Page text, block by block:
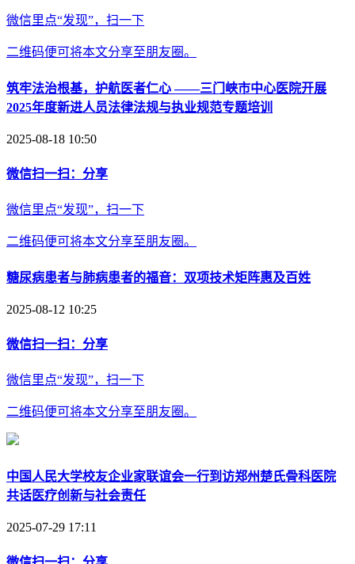
微信里点“发现”，扫一下
二维码便可将本文分享至朋友圈。
筑牢法治根基，护航医者仁心 ——三门峡市中心医院开展
2025年度新进人员法律法规与执业规范专题培训
2025-08-18 10:50
微信扫一扫：分享
微信里点“发现”，扫一下
二维码便可将本文分享至朋友圈。
糖尿病患者与肺病患者的福音：双项技术矩阵惠及百姓
2025-08-12 10:25
微信扫一扫：分享
微信里点“发现”，扫一下
二维码便可将本文分享至朋友圈。
中国人民大学校友企业家联谊会一行到访郑州楚氏骨科医院
共话医疗创新与社会责任
2025-07-29 17:11